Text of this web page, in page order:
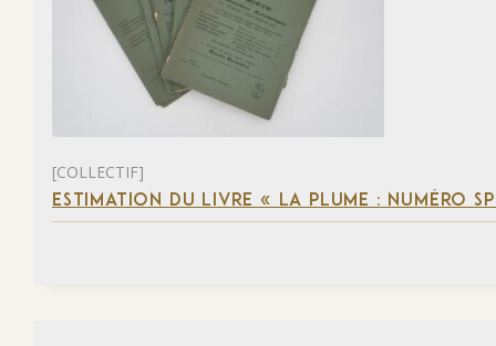
[COLLECTIF]
ESTIMATION DU LIVRE « LA PLUME : NUMÉRO